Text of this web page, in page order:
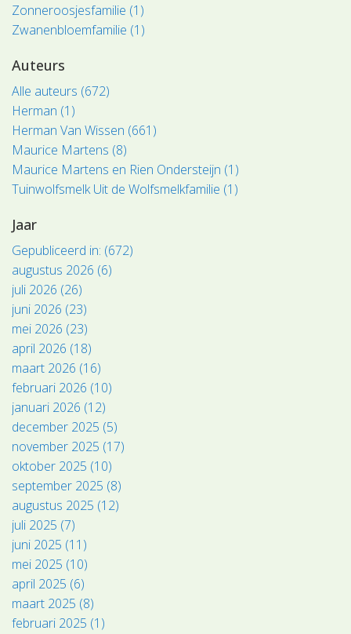
Zonneroosjesfamilie (1)
Zwanenbloemfamilie (1)
Auteurs
Alle auteurs (672)
Herman (1)
Herman Van Wissen (661)
Maurice Martens (8)
Maurice Martens en Rien Ondersteijn (1)
Tuinwolfsmelk Uit de Wolfsmelkfamilie (1)
Jaar
Gepubliceerd in: (672)
augustus 2026 (6)
juli 2026 (26)
juni 2026 (23)
mei 2026 (23)
april 2026 (18)
maart 2026 (16)
februari 2026 (10)
januari 2026 (12)
december 2025 (5)
november 2025 (17)
oktober 2025 (10)
september 2025 (8)
augustus 2025 (12)
juli 2025 (7)
juni 2025 (11)
mei 2025 (10)
april 2025 (6)
maart 2025 (8)
februari 2025 (1)